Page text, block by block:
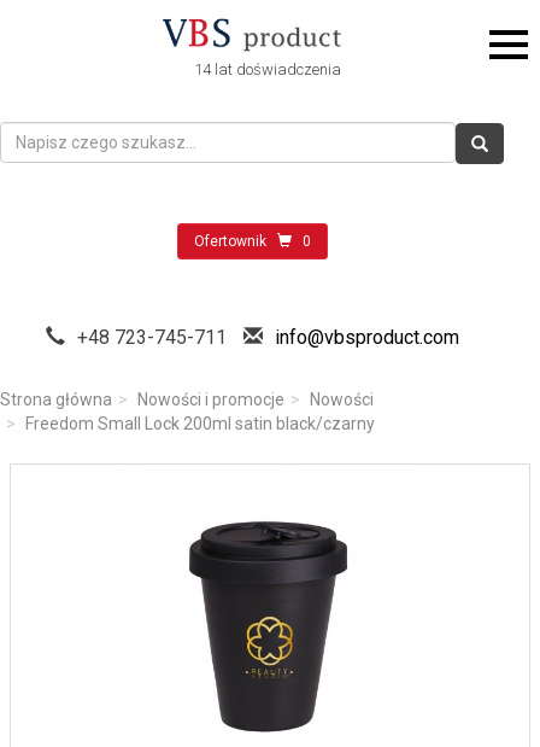
14 lat doświadczenia
Ofertownik 0
+48 723-745-711 info@vbsproduct.com
Strona główna Nowości i promocje
Nowości
Freedom Small Lock 200ml satin black/czarny